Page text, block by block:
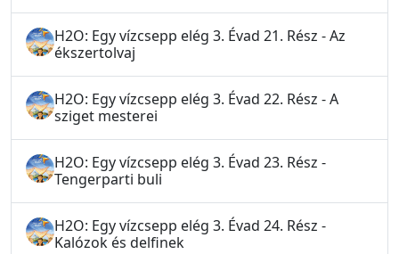
H2O: Egy vízcsepp elég 3. Évad 21. Rész - Az
ékszertolvaj
H2O: Egy vízcsepp elég 3. Évad 22. Rész - A
sziget mesterei
H2O: Egy vízcsepp elég 3. Évad 23. Rész -
Tengerparti buli
H2O: Egy vízcsepp elég 3. Évad 24. Rész -
Kalózok és delfinek